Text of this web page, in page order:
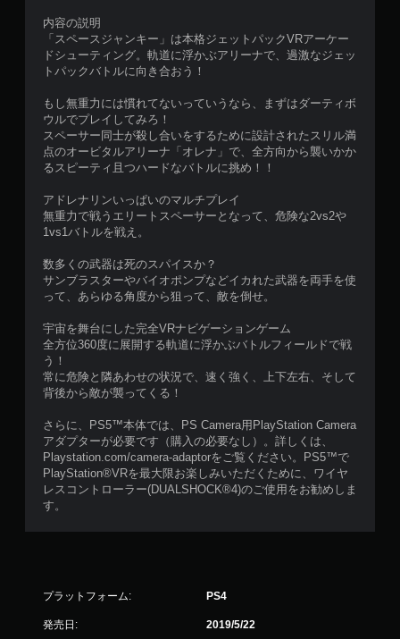
内容の説明
「スペースジャンキー」は本格ジェットパックVRアーケー
ドシューティング。軌道に浮かぶアリーナで、過激なジェッ
トパックバトルに向き合おう！
もし無重力には慣れてないっていうなら、まずはダーティボ
ウルでプレイしてみろ！
スペーサー同士が殺し合いをするために設計されたスリル満
点のオービタルアリーナ「オレナ」で、全方向から襲いかか
るスピーティ且つハードなバトルに挑め！！
アドレナリンいっぱいのマルチプレイ
無重力で戦うエリートスペーサーとなって、危険な2vs2や
1vs1バトルを戦え。
数多くの武器は死のスパイスか？
サンブラスターやバイオポンプなどイカれた武器を両手を使
って、あらゆる角度から狙って、敵を倒せ。
宇宙を舞台にした完全VRナビゲーションゲーム
全方位360度に展開する軌道に浮かぶバトルフィールドで戦
う！
常に危険と隣あわせの状況で、速く強く、上下左右、そして
背後から敵が襲ってくる！
さらに、PS5™本体では、PS Camera用PlayStation Camera
アダプターが必要です（購入の必要なし）。詳しくは、
Playstation.com/camera-adaptorをご覧ください。PS5™で
PlayStation®VRを最大限お楽しみいただくために、ワイヤ
レスコントローラー(DUALSHOCK®4)のご使用をお勧めしま
す。
プラットフォーム: PS4
発売日: 2019/5/22